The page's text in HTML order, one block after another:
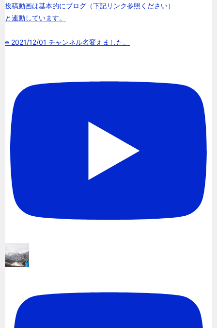
投稿動画は基本的にブログ（下記リンク参照ください）
と連動しています。
※ 2021/12/01 チャンネル名変えました。